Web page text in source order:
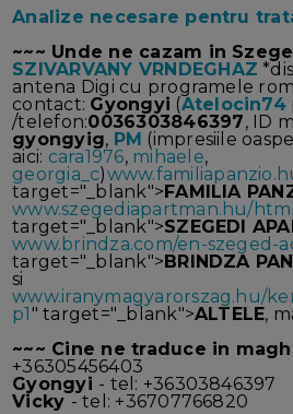
Analize necesare pentru
~~~ Unde ne cazam in
SZIVARVANY VRNDEGHAZ
antena Digi cu programele
contact: Gyongyi (Atelocin74
/telefon:0036303846397, ID
gyongyig, PM (impresiile
aici: cara1976, mihaele,
georgia_c)
target="_blank">FAMILIA
www.szegediapartman.hu/
target="_blank">SZEGEDI
www.brindza.com/en-szeged-
target="_blank">BRINDZA
si
www.iranymagyarorszag.hu/
p1 " target="_blank">ALTELE,
~~~ Cine ne traduce in
+36305456403
Gyongyi - tel: +36303846397
Vicky - tel: +36707766820